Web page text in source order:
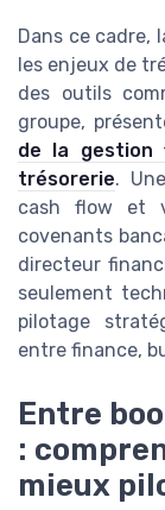
Dans ce cadre,
les enjeux de
des outils
groupe,
de la gestion
trésorerie.
cash flow et
covenants
directeur
seulement
pilotage
entre finance,
Entre
:
mieux